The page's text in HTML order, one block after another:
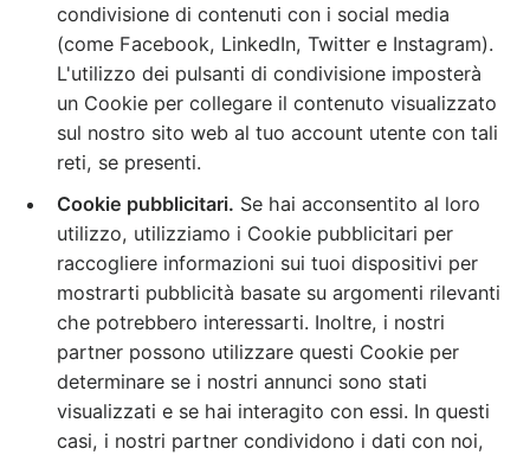
condivisione di contenuti con i social media
(come Facebook, LinkedIn, Twitter e Instagram).
L'utilizzo dei pulsanti di condivisione imposterà
un Cookie per collegare il contenuto visualizzato
sul nostro sito web al tuo account utente con tali
reti, se presenti.
Cookie pubblicitari. Se hai acconsentito al loro
utilizzo, utilizziamo i Cookie pubblicitari per
raccogliere informazioni sui tuoi dispositivi per
mostrarti pubblicità basate su argomenti rilevanti
che potrebbero interessarti. Inoltre, i nostri
partner possono utilizzare questi Cookie per
determinare se i nostri annunci sono stati
visualizzati e se hai interagito con essi. In questi
casi, i nostri partner condividono i dati con noi,